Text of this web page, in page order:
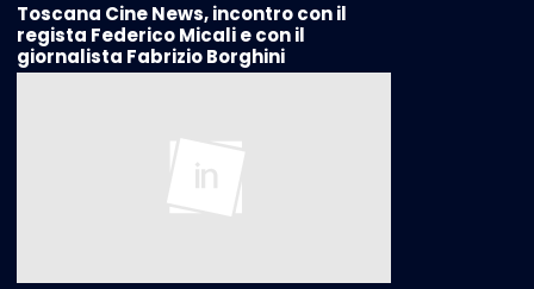
Toscana Cine News, incontro con il
regista Federico Micali e con il
giornalista Fabrizio Borghini